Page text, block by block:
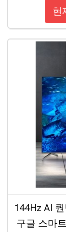
현
144Hz AI
구글 스마